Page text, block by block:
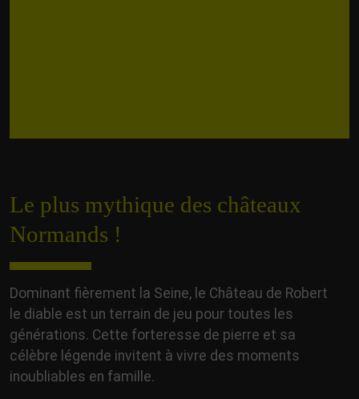
Le plus mythique des châteaux
Normands !
Dominant fièrement la Seine, le Château de Robert
le diable est un terrain de jeu pour toutes les
générations. Cette forteresse de pierre et sa
célèbre légende invitent à vivre des moments
inoubliables en famille.